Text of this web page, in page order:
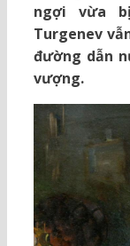
ngợi vừa
Turgenev
đường dẫn
vượng.